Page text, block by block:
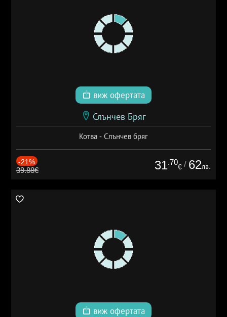
виж офертата
Слънчев Бряг
Котва - Слънчев бряг
-21%
39.88€ 31.70
€ / 62лв.
виж офертата